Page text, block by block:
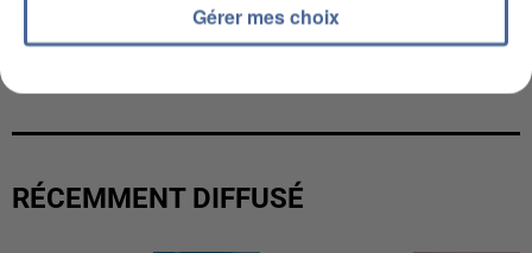
UN SECOND CADRE DE LA DZ MAFIA
RÉCEMMENT DIFFUSÉ
Gérer mes choix